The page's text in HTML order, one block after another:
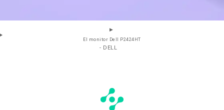
El monitor Dell P2424HT
- DELL